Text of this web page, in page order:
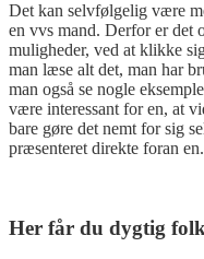
Det kan selvfølgelig være
en vvs mand. Derfor er det
muligheder, ved at klikke
man læse alt det, man har
man også se nogle
være interessant for en, at
bare gøre det nemt for sig
præsenteret direkte foran
Her får du dygtig